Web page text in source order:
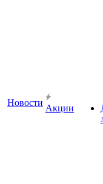
Новости
Акции